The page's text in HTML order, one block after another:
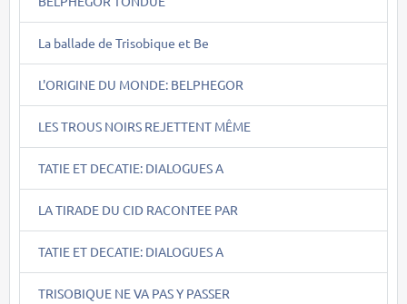
La ballade de Trisobique et Be
L'ORIGINE DU MONDE: BELPHEGOR
LES TROUS NOIRS REJETTENT MÊME
TATIE ET DECATIE: DIALOGUES A
LA TIRADE DU CID RACONTEE PAR
TATIE ET DECATIE: DIALOGUES A
TRISOBIQUE NE VA PAS Y PASSER